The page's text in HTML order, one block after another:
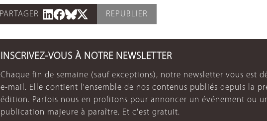
PARTAGER REPUBLIER
INSCRIVEZ-VOUS À NOTRE NEWSLETTER
Chaque fin de semaine (sauf exceptions), notre newsletter vous est
e-mail. Elle contient l'ensemble de nos contenus publiés depuis la
édition. Parfois nous en profitons pour annoncer un événement ou
publication majeure à paraître. Et c'est gratuit.